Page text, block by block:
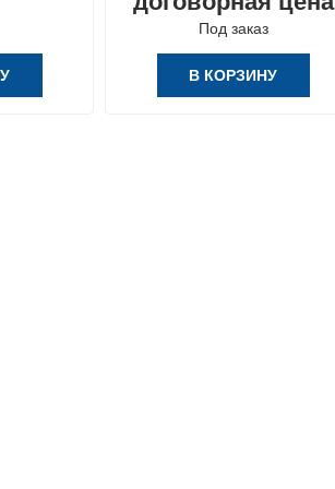
Под заказ
В КОРЗИНУ